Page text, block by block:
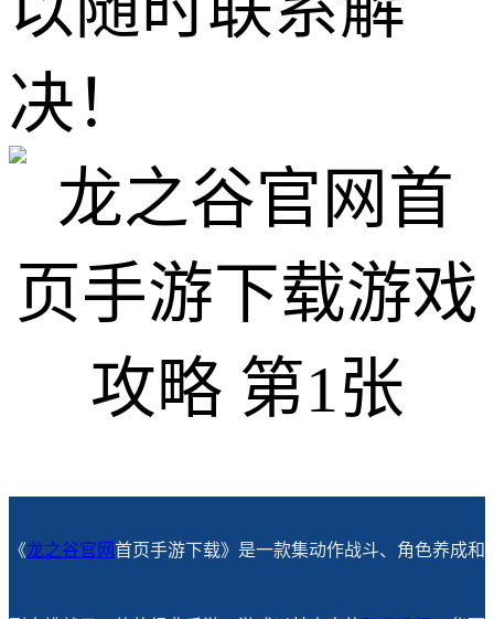
决！
《龙之谷官网首页手游下载》是一款集动作战斗、角色养成和